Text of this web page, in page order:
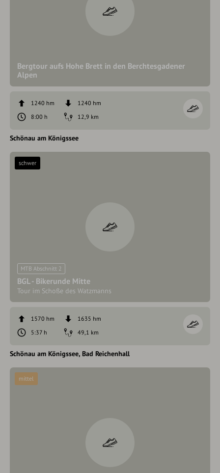
Bergtour aufs Hohe Brett in den Berchtesgadener
Alpen
1240 hm
1240 hm
8:00 h
12,9 km
Schönau am Königssee
MTB Abschnitt 2
BGL - Bikerunde Mitte
Tour im Schoße des Watzmanns
schwer
1570 hm
1635 hm
5:37 h
49,1 km
Schönau am Königssee Bad Reichenhall
mittel